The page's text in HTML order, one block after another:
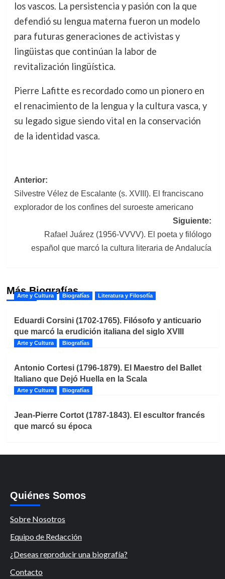
los vascos. La persistencia y pasión con la que
defendió su lengua materna fueron un modelo
para futuras generaciones de activistas y
lingüistas que continúan la labor de
revitalización lingüística.
Pierre Lafitte es recordado como un pionero en
el renacimiento de la lengua y la cultura vasca, y
su legado sigue siendo vital en la conservación
de la identidad vasca.
Navegación
de
entradas
Anterior:
Silvestre Vélez de Escalante (s. XVIII). El franciscano
explorador de los confines del suroeste americano
Siguiente:
Rafael Juárez (1956-VVVV). El poeta y filólogo
español que marcó la cultura literaria de Andalucía
Más Biografías
Arte y Cultura Biografías Literatura y Filosofía
Eduardi Corsini (1702-1765). Filósofo y anticuario
que marcó la erudición italiana del siglo XVIII
Arte y Cultura Biografías
Antonio Cortesi (1796-1879). El Maestro del Ballet
Italiano que Dejó Huella en la Scala
Arte y Cultura Biografías
Jean-Pierre Cortot (1787-1843). El escultor francés
que marcó su época
Quiénes Somos
Sobre Nosotros
Equipo de Redacción
¿Deseas reproducir una biografía?
Contacto